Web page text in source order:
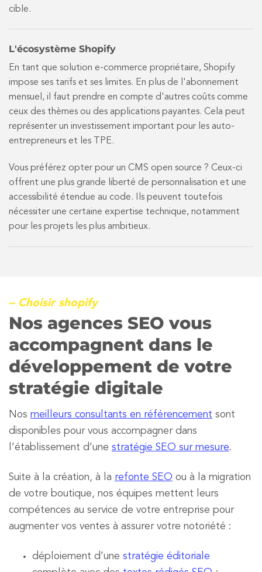
cible.
L'écosystème Shopify
En tant que solution e-commerce propriétaire, Shopify
impose ses tarifs et ses limites. En plus de l'abonnement
mensuel, il faut prendre en compte d'autres coûts comme
ceux des thèmes ou des applications payantes. Cela peut
représenter un investissement important pour les auto-
entrepreneurs et les TPE.
Vous préférez opter pour un CMS open source ? Ceux-ci
offrent une plus grande liberté de personnalisation et une
accessibilité étendue au code. Ils peuvent toutefois
nécessiter une certaine expertise technique, notamment
pour les projets les plus ambitieux.
– Choisir shopify
Nos agences SEO vous
accompagnent dans le
développement de votre
stratégie digitale
Nos meilleurs consultants en référencement sont
disponibles pour vous accompagner dans
l’établissement d’une stratégie SEO sur mesure.
Suite à la création, à la refonte SEO ou à la migration
de votre boutique, nos équipes mettent leurs
compétences au service de votre entreprise pour
augmenter vos ventes à assurer votre notoriété :
déploiement d’unestratégie éditoriale